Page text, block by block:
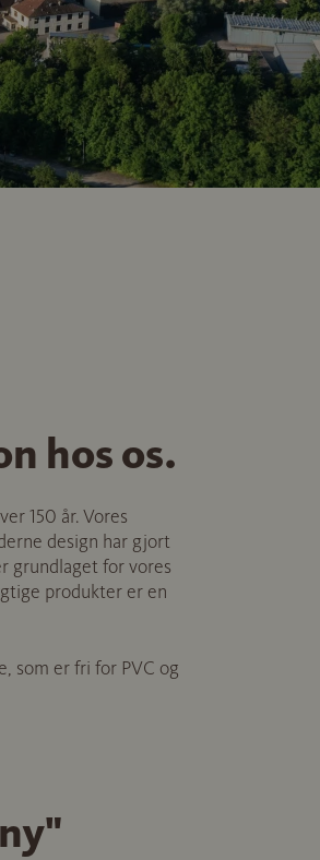
hos os.
150 år. Vores
design har gjort
grundlaget for vores
produkter er en
som er fri for PVC og